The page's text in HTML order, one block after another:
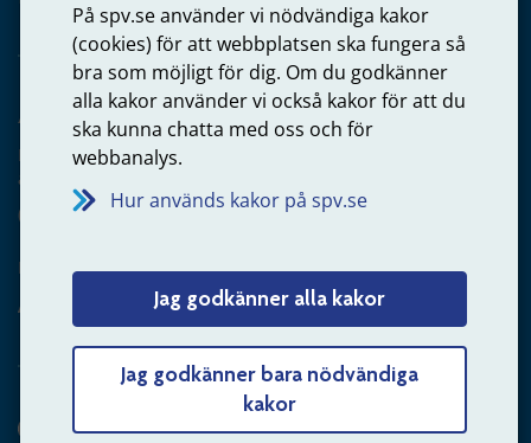
På spv.se använder vi nödvändiga kakor
(cookies) för att webbplatsen ska fungera så
bra som möjligt för dig. Om du godkänner
alla kakor använder vi också kakor för att du
ska kunna chatta med oss och för
webbanalys.
Hur används kakor på spv.se
Jag godkänner alla kakor
Jag godkänner bara nödvändiga
kakor
Arbetsgivare
Frågor om administration av tjänstepension från statlig
anställning
060-18 75 03
Kontakta oss
Arbetsgivare – skicka mejl till oss
Hitta svaret på din fråga